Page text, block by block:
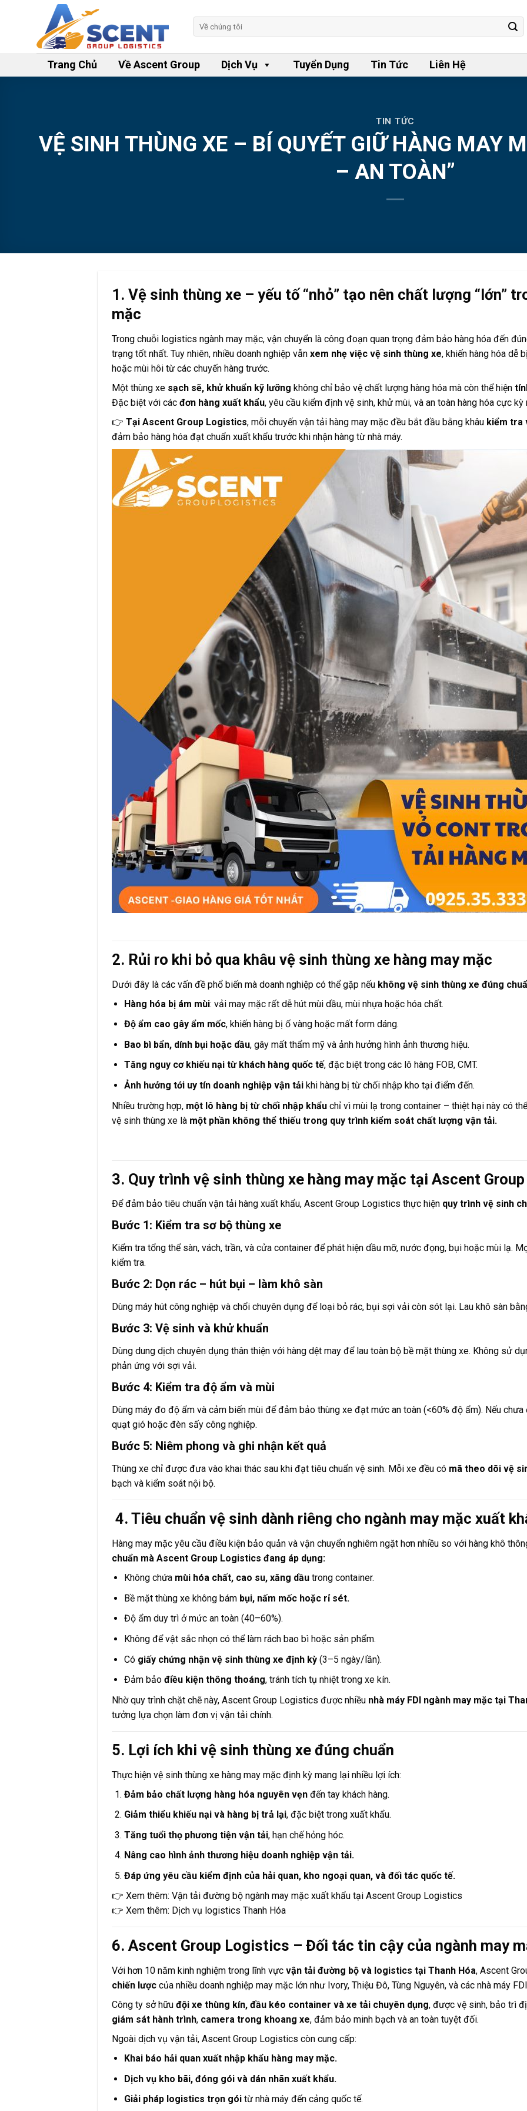
Tìm
Trang Chủ Về Ascent Group Dịch Vụ Tuyển Dụng Tin Tức Liên Hệ
TIN TỨC
VỆ SINH THÙNG XE – BÍ QUYẾT GIỮ HÀNG MAY
– AN TOÀN”
1. Vệ sinh thùng xe – yếu tố “nhỏ” tạo nên chất lượng “lớn”
mặc
Trong chuỗi logistics ngành may mặc, vận chuyển là công đoạn quan trọng đảm bảo hàng hóa đến
trạng tốt nhất. Tuy nhiên, nhiều doanh nghiệp vẫnxem nhẹ việc vệ sinh thùng xe, khiến hàng hóa dễ
hoặc mùi hôi từ các chuyến hàng trước.
Một thùng xe sạch sẽ, khử khuẩn kỹ lưỡng không chỉ bảo vệ chất lượng hàng hóa mà còn thể hiện
Đặc biệt với cácđơn hàng xuất khẩu, yêu cầu kiểm định vệ sinh, khử mùi, và an toàn hàng hóa cực kỳ
👉Tại Ascent Group Logistics, mỗi chuyến vận tải hàng may mặc đều bắt đầu bằng khâu kiểm tra
đảm bảo hàng hóa đạt chuẩn xuất khẩu trước khi nhận hàng từ nhà máy.
2. Rủi ro khi bỏ qua khâu vệ sinh thùng xe hàng may mặc
Dưới đây là các vấn đề phổ biến mà doanh nghiệp có thể gặp nếu không vệ sinh thùng xe đúng
Hàng hóa bị ám mùi: vải may mặc rất dễ hút mùi dầu, mùi nhựa hoặc hóa chất.
Độ ẩm cao gây ẩm mốc, khiến hàng bị ố vàng hoặc mất form dáng.
Bao bì bẩn, dính bụi hoặc dầu, gây mất thẩm mỹ và ảnh hưởng hình ảnh thương hiệu.
Tăng nguy cơ khiếu nại từ khách hàng quốc tế, đặc biệt trong các lô hàng FOB, CMT.
Ảnh hưởng tới uy tín doanh nghiệp vận tảikhi hàng bị từ chối nhập kho tại điểm đến.
Nhiều trường hợp, một lô hàng bị từ chối nhập khẩu chỉ vì mùi lạ trong container – thiệt hại này có
vệ sinh thùng xe là một phần không thể thiếu trong quy trình kiểm soát chất lượng vận tải.
3. Quy trình vệ sinh thùng xe hàng may mặc tại Ascent
Để đảm bảo tiêu chuẩn vận tải hàng xuất khẩu, Ascent Group Logistics thực hiện quy trình vệ sinh
Bước 1: Kiểm tra sơ bộ thùng xe
Kiểm tra tổng thể sàn, vách, trần, và cửa container để phát hiện dầu mỡ, nước đọng, bụi hoặc mùi lạ.
kiểm tra.
Bước 2: Dọn rác – hút bụi – làm khô sàn
Dùng máy hút công nghiệp và chổi chuyên dụng để loại bỏ rác, bụi sợi vải còn sót lại. Lau khô sàn
Bước 3: Vệ sinh và khử khuẩn
Dùng dung dịch chuyên dụng thân thiện với hàng dệt may để lau toàn bộ bề mặt thùng xe. Không sử
phản ứng với sợi vải.
Bước 4: Kiểm tra độ ẩm và mùi
Dùng máy đo độ ẩm và cảm biến mùi để đảm bảo thùng xe đạt mức an toàn (<60% độ ẩm). Nếu
quạt gió hoặc đèn sấy công nghiệp.
Bước 5: Niêm phong và ghi nhận kết quả
Thùng xe chỉ được đưa vào khai thác sau khi đạt tiêu chuẩn vệ sinh. Mỗi xe đều có mã theo dõi vệ
bạch và kiểm soát nội bộ.
4. Tiêu chuẩn vệ sinh dành riêng cho ngành may mặc xuất
Hàng may mặc yêu cầu điều kiện bảo quản và vận chuyển nghiêm ngặt hơn nhiều so với hàng khô
chuẩn mà Ascent Group Logistics đang áp dụng:
Không chứa mùi hóa chất, cao su, xăng dầutrong container.
Bề mặt thùng xe không bám bụi, nấm mốc hoặc rỉ sét.
Độ ẩm duy trì ở mức an toàn (40–60%).
Không để vật sắc nhọn có thể làm rách bao bì hoặc sản phẩm.
Có giấy chứng nhận vệ sinh thùng xe định kỳ(3–5 ngày/lần).
Đảm bảo điều kiện thông thoáng, tránh tích tụ nhiệt trong xe kín.
Nhờ quy trình chặt chẽ này, Ascent Group Logistics được nhiều nhà máy FDI ngành may mặc tại
tưởng lựa chọn làm đơn vị vận tải chính.
5. Lợi ích khi vệ sinh thùng xe đúng chuẩn
Thực hiện vệ sinh thùng xe hàng may mặc định kỳ mang lại nhiều lợi ích:
Đảm bảo chất lượng hàng hóa nguyên vẹnđến tay khách hàng.
Giảm thiểu khiếu nại và hàng bị trả lại, đặc biệt trong xuất khẩu.
Tăng tuổi thọ phương tiện vận tải, hạn chế hỏng hóc.
Nâng cao hình ảnh thương hiệu doanh nghiệp vận tải.
Đáp ứng yêu cầu kiểm định của hải quan, kho ngoại quan, và đối tác quốc tế.
👉 Xem thêm:Vận tải đường bộ ngành may mặc xuất khẩu tại Ascent Group Logistics
👉 Xem thêm: Dịch vụ logistics Thanh Hóa
6. Ascent Group Logistics – Đối tác tin cậy của ngành may
Với hơn 10 năm kinh nghiệm trong lĩnh vựcvận tải đường bộ và logistics tại Thanh Hóa, Ascent
chiến lược của nhiều doanh nghiệp may mặc lớn như Ivory, Thiệu Đô, Tùng Nguyên, và các nhà máy
Công ty sở hữuđội xe thùng kín, đầu kéo container và xe tải chuyên dụng, được vệ sinh, bảo trì
giám sát hành trình, camera trong khoang xe, đảm bảo minh bạch và an toàn tuyệt đối.
Ngoài dịch vụ vận tải, Ascent Group Logistics còn cung cấp:
Khai báo hải quan xuất nhập khẩu hàng may mặc.
Dịch vụ kho bãi, đóng gói và dán nhãn xuất khẩu.
Giải pháp logistics trọn góitừ nhà máy đến cảng quốc tế.